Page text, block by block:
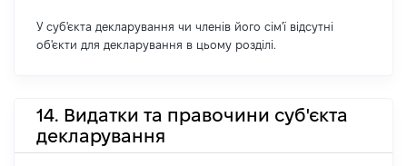
У суб'єкта декларування чи членів його сім'ї відсутні
об'єкти для декларування в цьому розділі.
14. Видатки та правочини суб'єкта
декларування